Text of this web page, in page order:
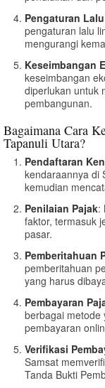
Pengaturan
pengaturan lalu
mengurangi
Keseimbangan
keseimbangan
diperlukan untuk
pembangunan.
Bagaimana Cara
Tapanuli Utara?
Pendaftaran
kendaraannya di
kemudian
Penilaian Pajak:
faktor, termasuk
pasar.
Pemberitahuan
pemberitahuan
yang harus
Pembayaran
berbagai metode
pembayaran
Verifikasi
Samsat
Tanda Bukti